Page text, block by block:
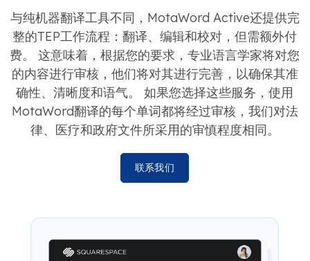
与纯机器翻译工具不同，MotaWord Active还提供完
整的TEP工作流程：翻译、编辑和校对，但需额外付
费。 这意味着，根据您的要求，专业语言学家将对您
的内容进行审核，他们将对其进行完善，以确保其准
确性、清晰度和语气。 如果您选择这些服务，使用
MotaWord翻译的每个单词都将经过审核，我们对法
律、医疗和政府文件所采用的审慎程度相同。
联系我们